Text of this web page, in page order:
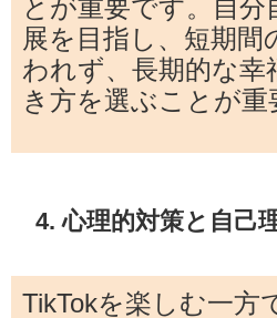
とが重要です。自分
展を目指し、短期間
われず、長期的な幸
き方を選ぶことが重
4. 心理的対策と自己
TikTokを楽しむ一方